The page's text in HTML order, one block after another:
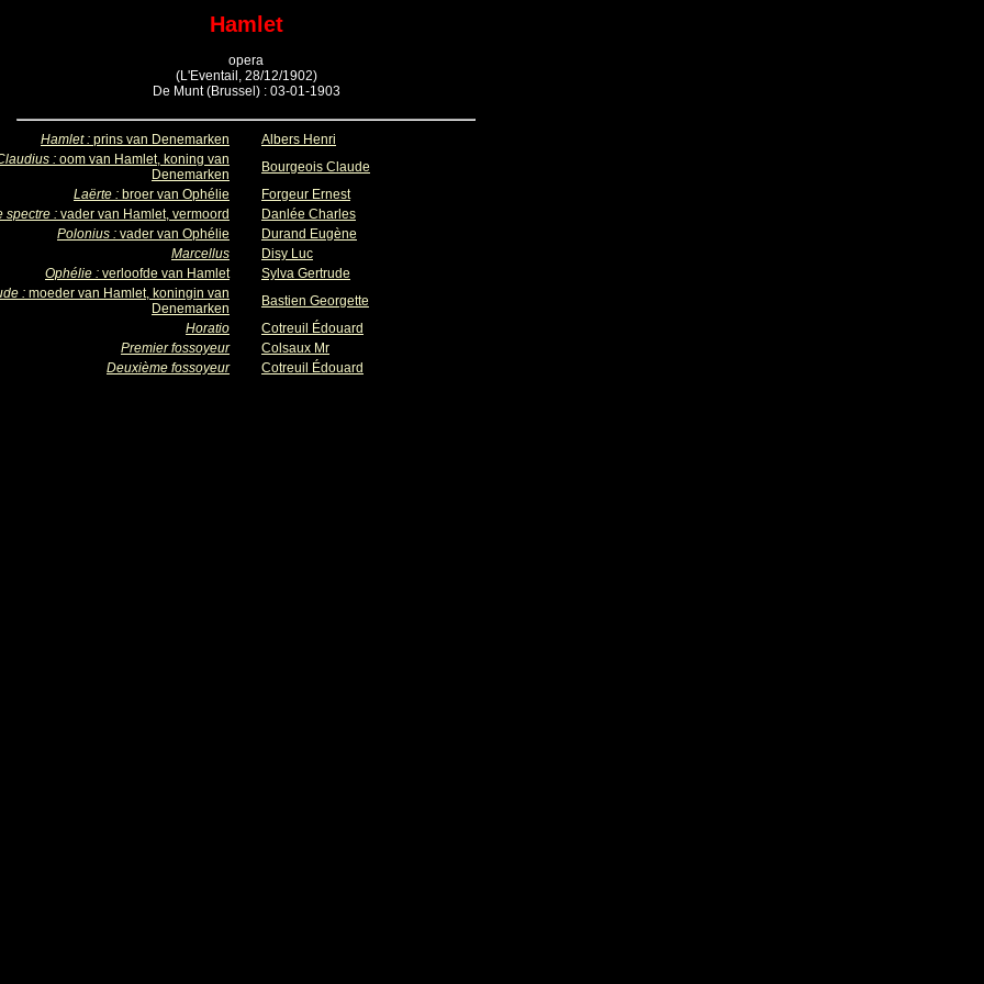
Hamlet
opera
(L'Eventail, 28/12/1902)
De Munt (Brussel) : 03-01-1903
Hamlet : prins van Denemarken
Albers Henri
: oom van Hamlet, koning van
Denemarken
Bourgeois Claude
Laërte : broer van Ophélie
Forgeur Ernest
spectre : vader van Hamlet, vermoord
Danlée Charles
Polonius : vader van Ophélie
Durand Eugène
Marcellus
Disy Luc
Ophélie : verloofde van Hamlet
Sylva Gertrude
: moeder van Hamlet, koningin van
Denemarken
Bastien Georgette
Horatio
Cotreuil Édouard
Premier fossoyeur
Colsaux Mr
Deuxième fossoyeur
Cotreuil Édouard